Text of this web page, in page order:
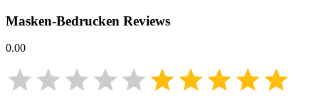
Masken-Bedrucken Reviews
0.00